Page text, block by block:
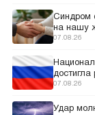
Синдром
на нашу
07.08.26
достигла
07.08.26
Удар